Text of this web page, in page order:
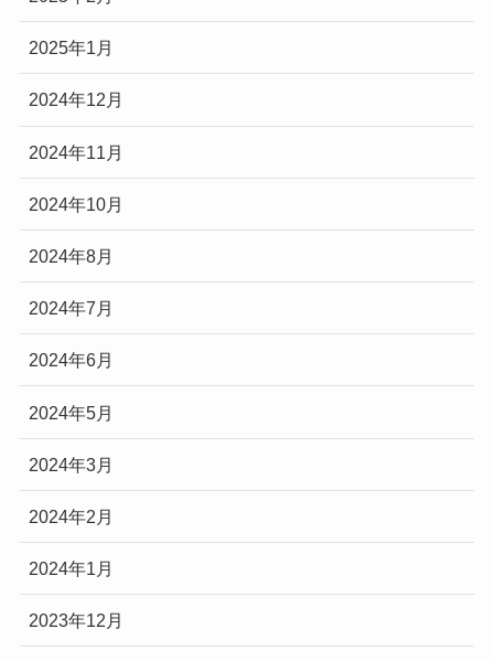
2025年1月
2024年12月
2024年11月
2024年10月
2024年8月
2024年7月
2024年6月
2024年5月
2024年3月
2024年2月
2024年1月
2023年12月